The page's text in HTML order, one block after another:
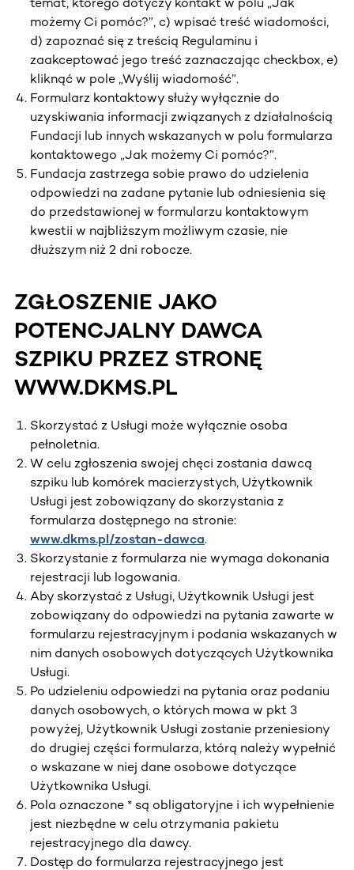
możemy Ci pomóc?”, c) wpisać treść wiadomości,
d) zapoznać się z treścią Regulaminu i
zaakceptować jego treść zaznaczając checkbox, e)
kliknąć w pole „Wyślij wiadomość”.
Formularz kontaktowy służy wyłącznie do
uzyskiwania informacji związanych z działalnością
Fundacji lub innych wskazanych w polu formularza
kontaktowego „Jak możemy Ci pomóc?”.
Fundacja zastrzega sobie prawo do udzielenia
odpowiedzi na zadane pytanie lub odniesienia się
do przedstawionej w formularzu kontaktowym
kwestii w najbliższym możliwym czasie, nie
dłuższym niż 2 dni robocze.
ZGŁOSZENIE JAKO
POTENCJALNY DAWCA
SZPIKU PRZEZ STRONĘ
WWW.DKMS.PL
Skorzystać z Usługi może wyłącznie osoba
pełnoletnia.
W celu zgłoszenia swojej chęci zostania dawcą
szpiku lub komórek macierzystych, Użytkownik
Usługi jest zobowiązany do skorzystania z
formularza dostępnego na stronie:
www.dkms.pl/zostan-dawca.
Skorzystanie z formularza nie wymaga dokonania
rejestracji lub logowania.
Aby skorzystać z Usługi, Użytkownik Usługi jest
zobowiązany do odpowiedzi na pytania zawarte w
formularzu rejestracyjnym i podania wskazanych w
nim danych osobowych dotyczących Użytkownika
Usługi.
Po udzieleniu odpowiedzi na pytania oraz podaniu
danych osobowych, o których mowa w pkt 3
powyżej, Użytkownik Usługi zostanie przeniesiony
do drugiej części formularza, którą należy wypełnić
o wskazane w niej dane osobowe dotyczące
Użytkownika Usługi.
Pola oznaczone * są obligatoryjne i ich wypełnienie
jest niezbędne w celu otrzymania pakietu
rejestracyjnego dla dawcy.
Dostęp do formularza rejestracyjnego jest